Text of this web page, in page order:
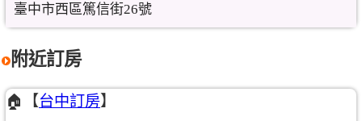
臺中市西區篤信街26號
附近訂房
🏠【台中訂房】